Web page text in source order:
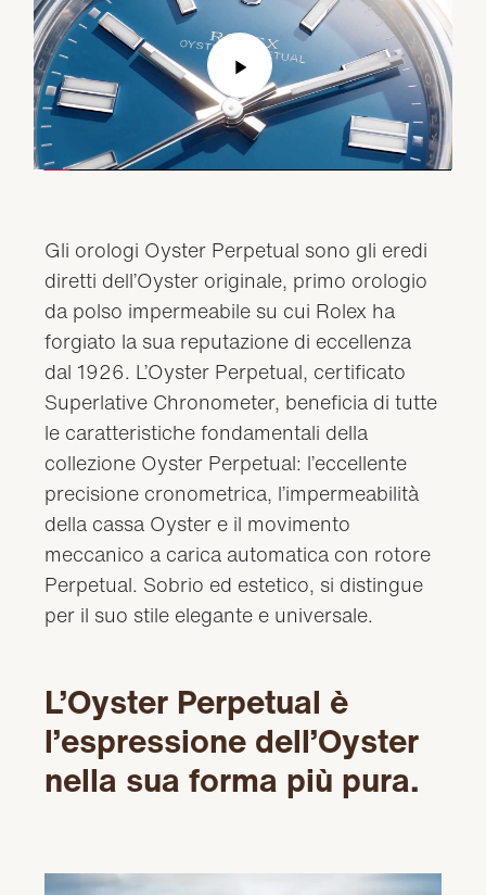
Play
Video
Gli orologi Oyster Perpetual sono gli eredi
diretti dell’Oyster originale, primo orologio
da polso impermeabile su cui Rolex ha
forgiato la sua reputazione di eccellenza
dal 1926. L’Oyster Perpetual, certificato
Superlative Chronometer, beneficia di tutte
le caratteristiche fondamentali della
collezione Oyster Perpetual: l’eccellente
precisione cronometrica, l’impermeabilità
della cassa Oyster e il movimento
meccanico a carica automatica con rotore
Perpetual. Sobrio ed estetico, si distingue
per il suo stile elegante e universale.
L’Oyster Perpetual è
l’espressione dell’Oyster
nella sua forma più pura.